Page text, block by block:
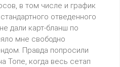
в том числе и график
отведенного
дали карт-бланш по
мне свободно
Правда попросили
Топе, когда весь сетап